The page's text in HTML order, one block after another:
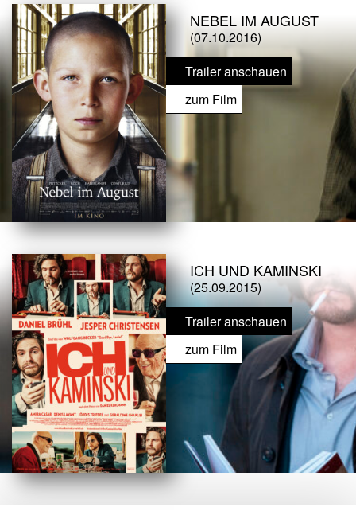
NEBEL IM AUGUST
(07.10.2016)
Trailer anschauen
zum Film
ICH UND KAMINSKI
(25.09.2015)
Trailer anschauen
zum Film